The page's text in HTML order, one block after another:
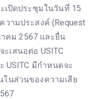
เปิดประชุมในวันที่ 15
ามประสงค์ (Request
คม 2567 และยื่น
ะเสนอต่อ USITC
USITC มีกำหนดจะ
ในส่วนของความเสีย